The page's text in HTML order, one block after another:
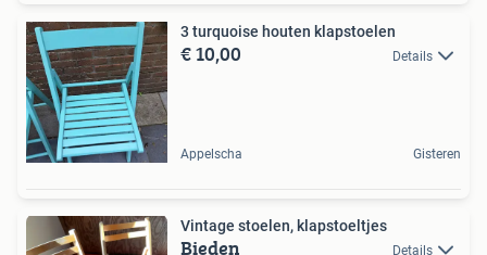
3 turquoise houten klapstoelen
€ 10,00 Details
Appelscha Gisteren
Vintage stoelen, klapstoeltjes
Bieden Details